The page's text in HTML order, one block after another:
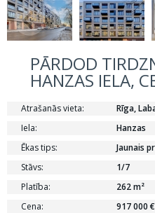
PĀRDOD
HANZAS IELA,
Atrašanās vieta:
Rīga,
Iela:
Hanzas
Ēkas tips:
Jaunais
Stāvs:
1/7
Platība:
262 m²
Cena:
917 000